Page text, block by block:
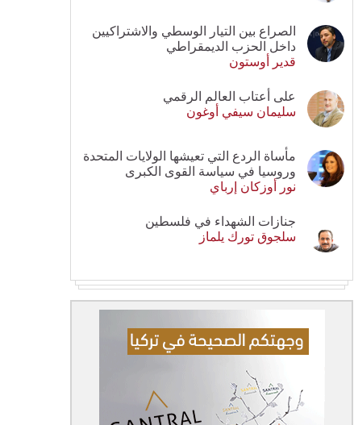
الصراع بين التيار الوسطي والاشتراكيين
داخل الحزب الديمقراطي
قدير أوستون
على أعتاب العالم الرقمي
سليمان سيفي أوغون
مأساة الردع التي تعيشها الولايات المتحدة
وروسيا في سياسة القوى الكبرى
نور أوزكان إرباي
جنازات الشهداء في فلسطين
سلجوق تورك يلماز